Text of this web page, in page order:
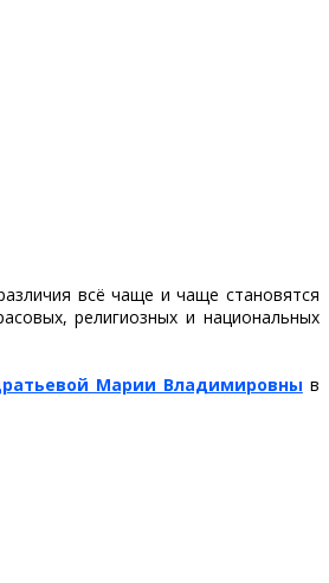
всё чаще и чаще становятся
религиозных и национальных
Марии Владимировны в